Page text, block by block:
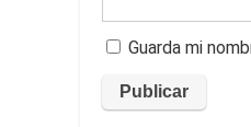
Guarda mi